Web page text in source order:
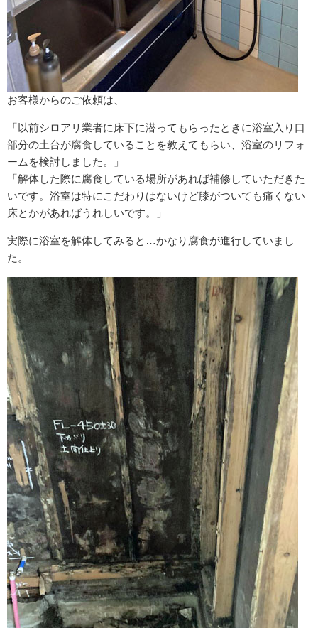
お客様からのご依頼は、
「以前シロアリ業者に床下に潜ってもらったときに浴室入り口
部分の土台が腐食していることを教えてもらい、浴室のリフォ
ームを検討しました。」
「解体した際に腐食している場所があれば補修していただきた
いです。浴室は特にこだわりはないけど膝がついても痛くない
床とかがあればうれしいです。」
実際に浴室を解体してみると…かなり腐食が進行していまし
た。